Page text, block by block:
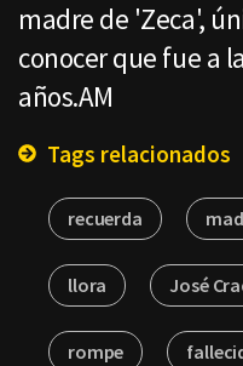
madre de 'Zeca',
conocer que fue a
años.AM
Tags relacionados
recuerda
llora José
rompe